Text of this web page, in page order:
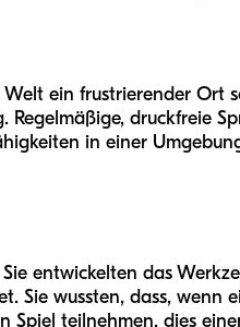
ein frustrierender Ort
druckfreie
in einer
entwickelten das
Sie wussten, dass, wenn
Spiel teilnehmen, dies